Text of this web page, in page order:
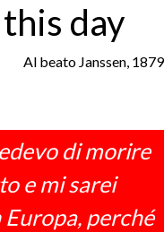
day
Al beato Janssen, 1879
di morire
e mi sarei
perché